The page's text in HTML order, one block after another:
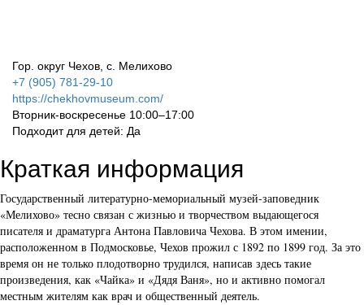
Гор. округ Чехов, с. Мелихово
+7 (905) 781-29-10
https://chekhovmuseum.com/
Вторник-воскресенье 10:00–17:00
Подходит для детей: Да
Краткая информация
Государственный литературно-мемориальный музей-заповедник
«Мелихово» тесно связан с жизнью и творчеством выдающегося
писателя и драматурга Антона Павловича Чехова. В этом имении,
расположенном в Подмосковье, Чехов прожил с 1892 по 1899 год. За это
время он не только плодотворно трудился, написав здесь такие
произведения, как «Чайка» и «Дядя Ваня», но и активно помогал
местным жителям как врач и общественный деятель.